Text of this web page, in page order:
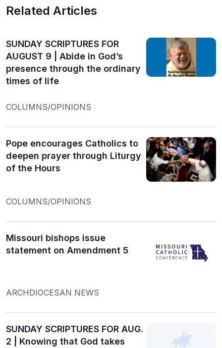
Related Articles
SUNDAY SCRIPTURES FOR
AUGUST 9 | Abide in God’s
presence through the ordinary
times of life
COLUMNS/OPINIONS
Pope encourages Catholics to
deepen prayer through Liturgy
of the Hours
COLUMNS/OPINIONS
Missouri bishops issue
statement on Amendment 5
ARCHDIOCESAN NEWS
SUNDAY SCRIPTURES FOR AUG.
2 | Knowing that God takes